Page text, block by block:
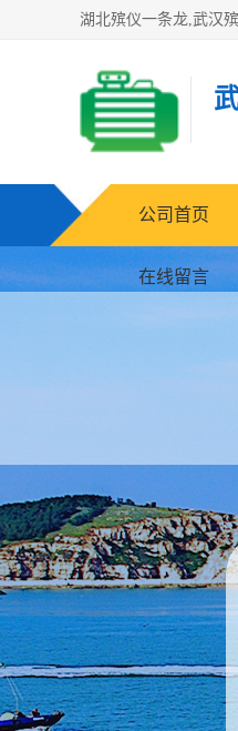
公司首页
在线留言